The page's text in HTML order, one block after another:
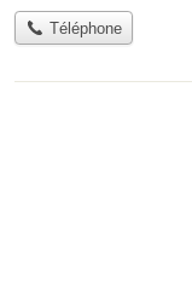
Téléphone